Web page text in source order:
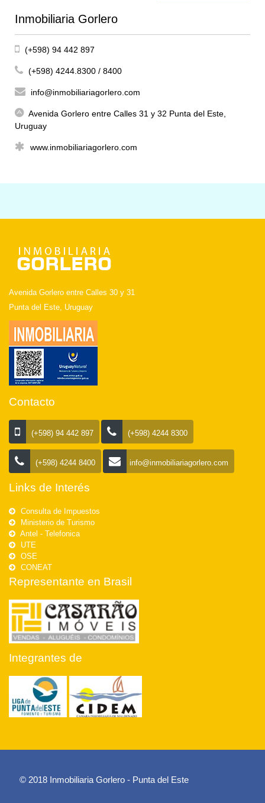
Inmobiliaria Gorlero
(+598) 94 442 897
(+598) 4244.8300 / 8400
info@inmobiliariagorlero.com
Avenida Gorlero entre Calles 31 y 32 Punta del Este,
Uruguay
www.inmobiliariagorlero.com
Avenida Gorlero entre Calles 30 y 31
Punta del Este, Uruguay
Contacto
(+598) 94 442 897 (+598) 4244 8300
(+598) 4244 8400 info@inmobiliariagorlero.com
Links de Interés
Consulta de Impuestos
Ministerio de Turismo
Antel - Telefonica
UTE
OSE
CONEAT
Representante en Brasil
Integrantes de
© 2018 Inmobiliaria Gorlero - Punta del Este